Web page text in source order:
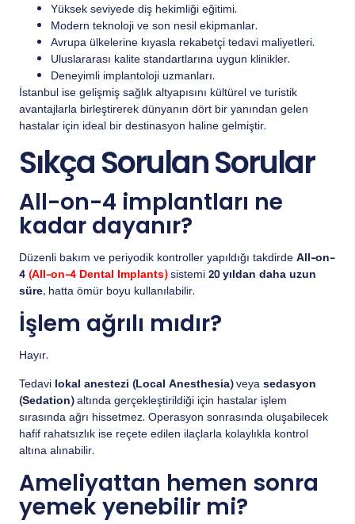
Yüksek seviyede diş hekimliği eğitimi.
Modern teknoloji ve son nesil ekipmanlar.
Avrupa ülkelerine kıyasla rekabetçi tedavi maliyetleri.
Uluslararası kalite standartlarına uygun klinikler.
Deneyimli implantoloji uzmanları.
İstanbul ise gelişmiş sağlık altyapısını kültürel ve turistik
avantajlarla birleştirerek dünyanın dört bir yanından gelen
hastalar için ideal bir destinasyon haline gelmiştir.
Sıkça Sorulan Sorular
All-on-4 implantları ne
kadar dayanır?
Düzenli bakım ve periyodik kontroller yapıldığı takdirdeAll-on-
4(All-on-4 Dental Implants)sistemi20 yıldan daha uzun
süre, hatta ömür boyu kullanılabilir.
İşlem ağrılı mıdır?
Hayır.
Tedavi lokal anestezi (Local Anesthesia)veyasedasyon
(Sedation)altında gerçekleştirildiği için hastalar işlem
sırasında ağrı hissetmez. Operasyon sonrasında oluşabilecek
hafif rahatsızlık ise reçete edilen ilaçlarla kolaylıkla kontrol
altına alınabilir.
Ameliyattan hemen sonra
yemek yenebilir mi?